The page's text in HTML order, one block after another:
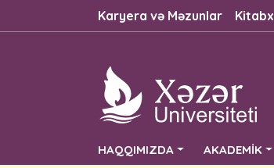
Karyera və Məzunlar
HAQQIMIZDA AKADEMİK